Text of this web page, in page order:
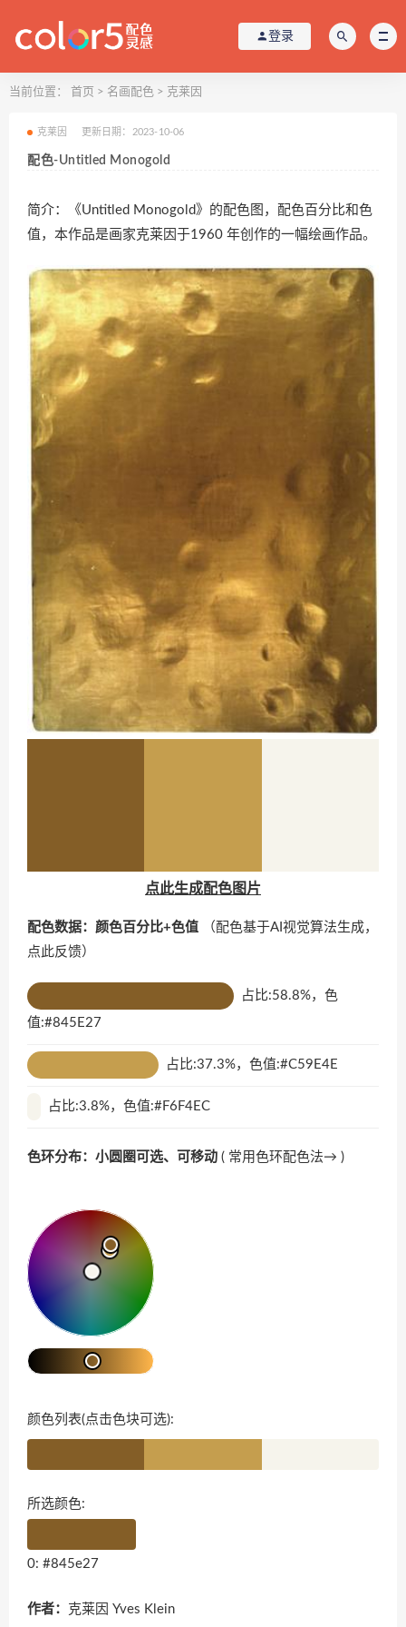
登录
当前位置： 首页 > 名画配色 > 克莱因
克莱因 更新日期：2023-10-06
配色-Untitled Monogold
简介：《Untitled Monogold》的配色图，配色百分比和色
值，本作品是画家克莱因于1960 年创作的一幅绘画作品。
点此生成配色图片
配色数据：颜色百分比+色值 （配色基于AI视觉算法生成，
点此反馈）
占比:58.8%，色
值:#845E27
占比:37.3%，色值:#C59E4E
占比:3.8%，色值:#F6F4EC
色环分布：小圆圈可选、可移动 ( 常用色环配色法→ )
颜色列表(点击色块可选):
所选颜色:
0: #845e27
作者： 克莱因 Yves Klein